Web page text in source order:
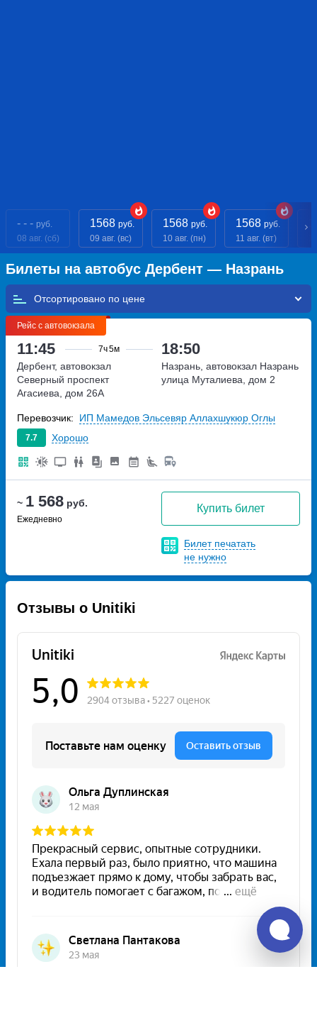
- - - руб.
08 авг. (сб)
1568 руб.
09 авг. (вс)
1568 руб.
10 авг. (пн)
1568 руб.
11 авг. (вт)
Билеты на автобус Дербент — Назрань
Отсортировано по
Рейс с автовокзала
11:45 7ч5м 18:50
~ 1 568 руб.
Ежедневно
Купить билет
Билет печатать
не нужно
Дербент, автовокзал
Северный проспект
Агасиева, дом 26А
Назрань, автовокзал Назрань
улица Муталиева, дом 2
7.7 Хорошо
Перевозчик: ИП Мамедов Эльсевяр Аллахшукюр Оглы
Отзывы о Unitiki